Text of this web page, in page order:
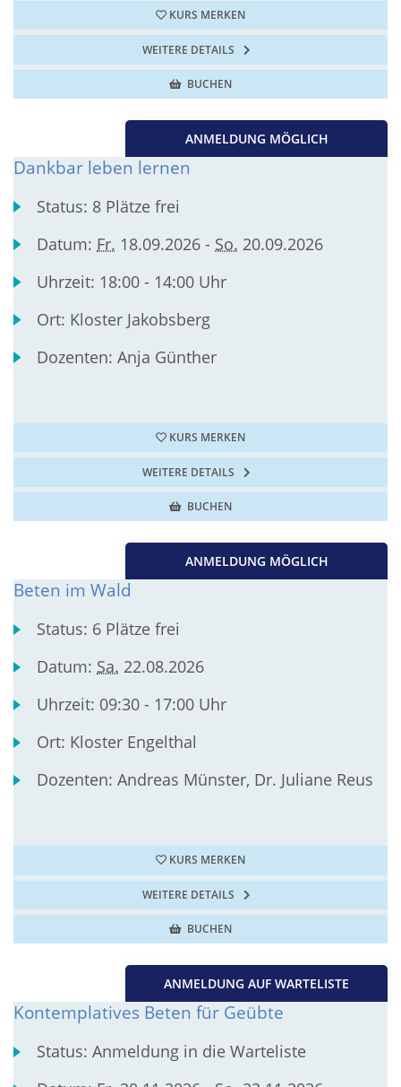
KURS MERKEN
WEITERE DETAILS
BUCHEN
ANMELDUNG MÖGLICH
Dankbar leben lernen
Status: 8 Plätze frei
Datum: Fr. 18.09.2026 - So. 20.09.2026
Uhrzeit: 18:00 - 14:00 Uhr
Ort: Kloster Jakobsberg
Dozenten:Anja Günther
KURS MERKEN
WEITERE DETAILS
BUCHEN
ANMELDUNG MÖGLICH
Beten im Wald
Status: 6 Plätze frei
Datum: Sa. 22.08.2026
Uhrzeit: 09:30 - 17:00 Uhr
Ort: Kloster Engelthal
Dozenten:Andreas Münster, Dr. Juliane Reus
KURS MERKEN
WEITERE DETAILS
BUCHEN
ANMELDUNG AUF WARTELISTE
Kontemplatives Beten für Geübte
Status:Anmeldung in die Warteliste